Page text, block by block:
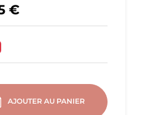
€
AJOUTER AU PANIER